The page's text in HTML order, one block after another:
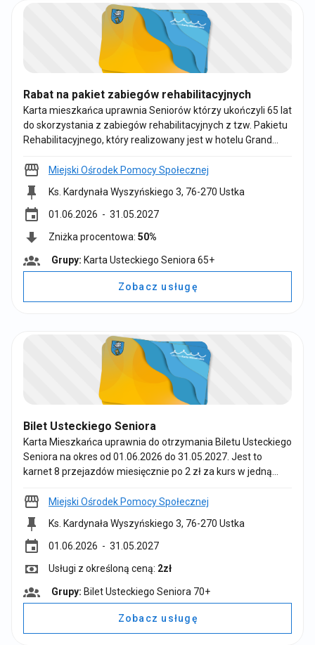
Rabat na pakiet zabiegów rehabilitacyjnych
Karta mieszkańca uprawnia Seniorów którzy ukończyli 65 lat
do skorzystania z zabiegów rehabilitacyjnych z tzw. Pakietu
Rehabilitacyjnego, który realizowany jest w hotelu Grand
reumatyczny, zdrowy kręgosłup, neurologiczny) jeden, który
raz w roku (tj. od 01.06.2026 do 31.05.2027) jest
dofinansowany w 50% przez Miejski Ośrodek Pomocy
Społecznej w Ustce. Zapraszamy do korzystania z usługi.
Miejski Ośrodek Pomocy Społecznej
Ks. Kardynała Wyszyńskiego 3, 76-270 Ustka
event 01.06.2026 - 31.05.2027
Zniżka procentowa: 50%
G
Grupy: Karta Usteckiego Seniora 65+
Zobacz usługę
Bilet Usteckiego Seniora
Karta Mieszkańca uprawnia do otrzymania Biletu Usteckiego
Seniora na okres od 01.06.2026 do 31.05.2027. Jest to
karnet 8 przejazdów miesięcznie po 2 zł za kurs w jedną
odbioru biletów są mieszkańcy Ustki, którzy ukończyli 70 lat.
Przewoźnicy realizujący usługę: PKS, Ramzes, Nord
Ekspress. Aby móc skorzystać z usługi pobierz Bilet
Usteckiego Seniora w Miejskim Ośrodku Pomocy
Miejski Ośrodek Pomocy Społecznej
Ks. Kardynała Wyszyńskiego 3, 76-270 Ustka
event 01.06.2026 - 31.05.2027
Usługi z określoną ceną: 2zł
G
Grupy: Bilet Usteckiego Seniora 70+
Zobacz usługę